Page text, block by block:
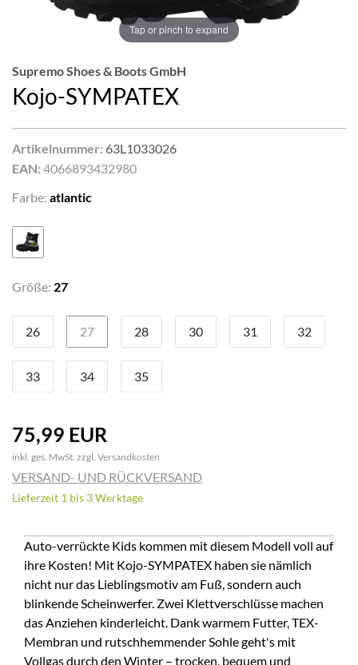
Tap or pinch to expand
Supremo Shoes & Boots GmbH
Kojo-SYMPATEX
Artikelnummer: 63L1033026
EAN: 4066893432980
Farbe: atlantic
Größe: 27
26 27 28 30 31 32
33 34 35
75,99 EUR
inkl. ges. MwSt. zzgl. Versandkosten
VERSAND- UND RÜCKVERSAND
Lieferzeit 1 bis 3 Werktage
Auto-verrückte Kids kommen mit diesem Modell voll auf
ihre Kosten! Mit Kojo-SYMPATEX haben sie nämlich
nicht nur das Lieblingsmotiv am Fuß, sondern auch
blinkende Scheinwerfer. Zwei Klettverschlüsse machen
das Anziehen kinderleicht. Dank warmem Futter, TEX-
Membran und rutschhemmender Sohle geht's mit
Vollgas durch den Winter – trocken, bequem und